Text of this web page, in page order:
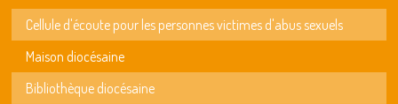
Cellule d'écoute pour les personnes victimes d'abus sexuels
Maison diocésaine
Bibliothèque diocésaine